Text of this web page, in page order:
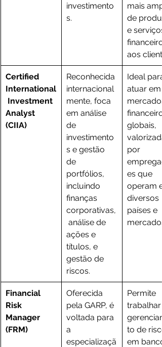
investimento
s.
mais
de
e serviços
aos
Certified
International
Investment
Analyst
(CIIA)
Reconhecida
internacional
mente, foca
em análise
de
investimento
s e gestão
de
portfólios,
incluindo
finanças
corporativas,
análise de
ações e
títulos, e
gestão de
riscos.
Ideal para
atuar em
globais,
por
es que
operam
diversos
países e
mercados.
Financial
Risk
Manager
(FRM)
Oferecida
pela GARP, é
voltada para
a
especializaçã
Permite
trabalhar
to de
em